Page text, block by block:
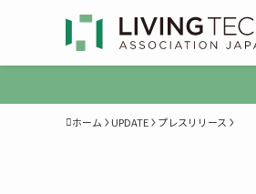
ホーム UPDATE プレスリリース